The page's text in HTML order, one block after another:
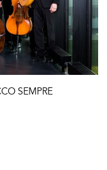
SEMPRE